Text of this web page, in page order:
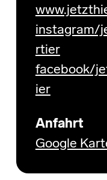
instagram/
rtier
facebook/
ier
Anfahrt
Google